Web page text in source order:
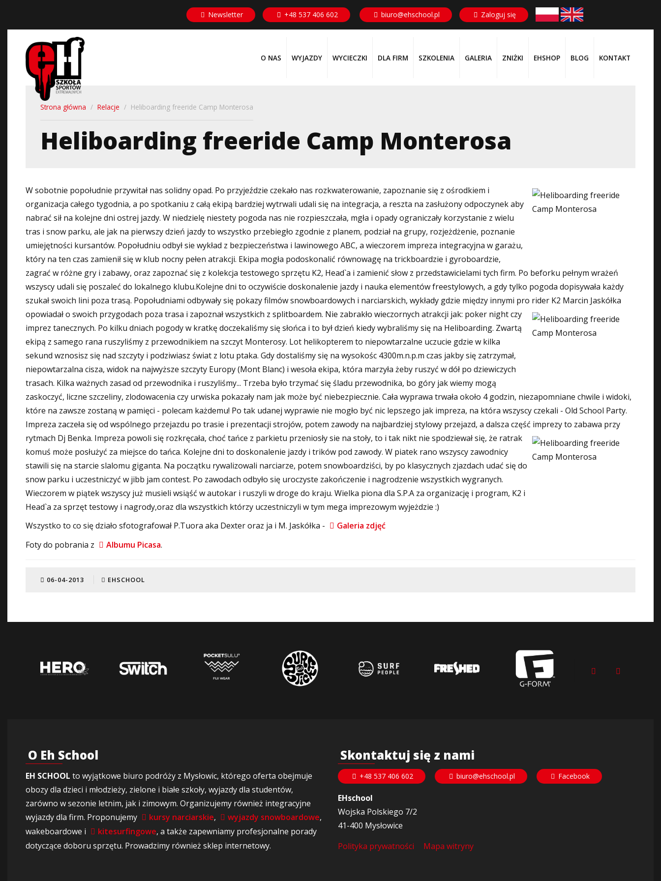
treści
Zaloguj się
+48 537 406 602 biuro@ehschool.pl
Newsletter
O NAS WYJAZDY WYCIECZKI DLA FIRM SZKOLENIA GALERIA ZNIŻKI EHSHOP BLOG KONTAKT
Strona główna / Relacje / Heliboarding freeride Camp Monterosa
Heliboarding freeride Camp Monterosa
W sobotnie popołudnie przywitał nas solidny opad. Po przyjeździe czekało nas rozkwaterowanie, zapoznanie się z ośrodkiem i
organizacja całego tygodnia, a po spotkaniu z całą ekipą bardziej wytrwali udali się na integracja, a reszta na zasłużony odpoczynek aby
nabrać sił na kolejne dni ostrej jazdy. W niedzielę niestety pogoda nas nie rozpieszczała, mgła i opady ograniczały korzystanie z wielu
tras i snow parku, ale jak na pierwszy dzień jazdy to wszystko przebiegło zgodnie z planem, podział na grupy, rozjeżdżenie, poznanie
umiejętności kursantów. Popołudniu odbył sie wykład z bezpieczeństwa i lawinowego ABC, a wieczorem impreza integracyjna w garażu,
który na ten czas zamienił się w klub nocny pełen atrakcji. Ekipa mogła podoskonalić równowagę na trickboardzie i gyroboardzie,
zagrać w różne gry i zabawy, oraz zapoznać się z kolekcja testowego sprzętu K2, Head`a i zamienić słow z przedstawicielami tych firm. Po beforku pełnym wrażeń
wszyscy udali się poszaleć do lokalnego klubu.Kolejne dni to oczywiście doskonalenie jazdy i nauka elementów freestylowych, a gdy tylko pogoda dopisywała każdy
szukał swoich lini poza trasą. Popołudniami odbywały się pokazy filmów snowboardowych i narciarskich, wykłady gdzie między innymi pro rider K2 Marcin Jaskółka
opowiadał o swoich przygodach poza trasa i zapoznał wszystkich z splitboardem. Nie zabrakło wieczornych atrakcji jak: poker night czy
imprez tanecznych. Po kilku dniach pogody w kratkę doczekaliśmy się słońca i to był dzień kiedy wybraliśmy się na Heliboarding. Zwartą
ekipą z samego rana ruszyliśmy z przewodnikiem na szczyt Monterosy. Lot helikopterem to niepowtarzalne uczucie gdzie w kilka
sekund wznosisz się nad szczyty i podziwiasz świat z lotu ptaka. Gdy dostaliśmy się na wysokośc 4300m.n.p.m czas jakby się zatrzymał,
niepowtarzalna cisza, widok na najwyższe szczyty Europy (Mont Blanc) i wesoła ekipa, która marzyła żeby ruszyć w dół po dziewiczych
trasach. Kilka ważnych zasad od przewodnika i ruszyliśmy... Trzeba było trzymać się śladu przewodnika, bo góry jak wiemy mogą
zaskoczyć, liczne szczeliny, zlodowacenia czy urwiska pokazały nam jak może być niebezpiecznie. Cała wyprawa trwała około 4 godzin, niezapomniane chwile i widoki,
które na zawsze zostaną w pamięci - polecam każdemu! Po tak udanej wyprawie nie mogło być nic lepszego jak impreza, na która wszyscy czekali - Old School Party.
Impreza zaczeła się od wspólnego przejazdu po trasie i prezentacji strojów, potem zawody na najbardziej stylowy przejazd, a dalsza część imprezy to zabawa przy
rytmach Dj Benka. Impreza powoli się rozkręcała, choć tańce z parkietu przeniosły sie na stoły, to i tak nikt nie spodziewał się, że ratrak
komuś może posłużyć za miejsce do tańca. Kolejne dni to doskonalenie jazdy i trików pod zawody. W piatek rano wszyscy zawodnicy
stawili się na starcie slalomu giganta. Na początku rywalizowali narciarze, potem snowboardziści, by po klasycznych zjazdach udać się do
snow parku i uczestniczyć w jibb jam contest. Po zawodach odbyło się uroczyste zakończenie i nagrodzenie wszystkich wygranych.
Wieczorem w piątek wszyscy już musieli wsiąść w autokar i ruszyli w droge do kraju. Wielka piona dla S.P.A za organizację i program, K2 i
Head`a za sprzęt testowy i nagrody,oraz dla wszystkich którzy uczestniczyli w tym mega imprezowym wyjeżdzie :)
Wszystko to co się działo sfotografował P.Tuora aka Dexter oraz ja i M. Jaskółka -
Galeria zdjęć
Foty do pobrania z
Albumu Picasa.
06-04-2013 EHSCHOOL
O Eh School
EH SCHOOL to wyjątkowe biuro podróży z Mysłowic, którego oferta obejmuje
obozy dla dzieci i młodzieży, zielone i białe szkoły, wyjazdy dla studentów,
zarówno w sezonie letnim, jak i zimowym. Organizujemy również integracyjne
wyjazdy dla firm. Proponujemy
kursy narciarskie, wyjazdy snowboardowe,
wakeboardowe i
kitesurfingowe, a także zapewniamy profesjonalne porady
dotyczące doboru sprzętu. Prowadzimy również sklep internetowy.
Skontaktuj się z nami
+48 537 406 602 biuro@ehschool.pl Facebook
EHschool
Wojska Polskiego 7/2
41-400 Mysłowice
Polityka prywatności
Mapa witryny